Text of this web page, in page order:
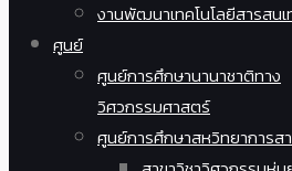
งานพัฒนาเทคโนโลยีสารสน
ศูนย์
ศูนย์การศึกษานานาชาติทาง
วิศวกรรมศาสตร์
ศูนย์การศึกษาสหวิทยาการส